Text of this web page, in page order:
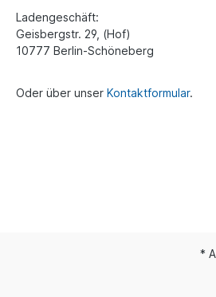
Ladengeschäft:
Geisbergstr. 29, (Hof)
10777 Berlin-Schöneberg
Oder über unser Kontaktformular.
*